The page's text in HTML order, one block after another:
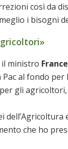
così da
i bisogni
il ministro
al fondo
gli
che ho